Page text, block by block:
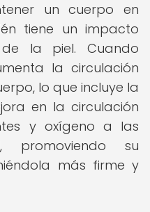
un cuerpo en
tiene un impacto
la piel. Cuando
la circulación
lo que incluye la
en la circulación
y oxígeno a las
su
más firme y